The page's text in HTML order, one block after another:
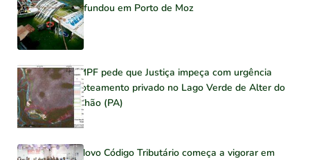
afundou em Porto de Moz
MPF pede que Justiça impeça com urgência
loteamento privado no Lago Verde de Alter do
Chão (PA)
Novo Código Tributário começa a vigorar em